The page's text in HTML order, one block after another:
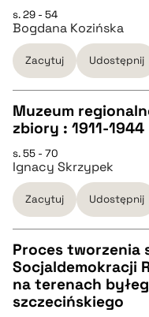
pobierz cytat
BIBTEX
pobierz cytat
s. 29 - 54
Bogdana Kozińska
Zacytuj Udostępnij
CZYSTY TEKST
pobierz cytat
BIBTEX
pobierz cytat
Muzeum
zbiory : 1911-1944
s. 55 - 70
Ignacy Skrzypek
Zacytuj Udostępnij
CZYSTY TEKST
Proces tworzenia
Socjaldemokracji
na terenach
szczecińskiego